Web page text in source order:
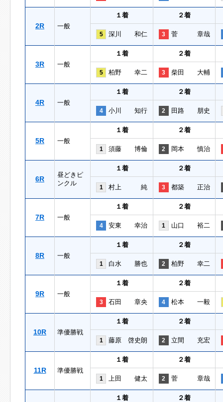
2R 一般
１着 ２着
5 深川 和仁 3 菅 章哉
3R 一般
１着 ２着
5 柏野 幸二 3 柴田 大輔
4R 一般
１着 ２着
4 小川 知行 2 田路 朋史
5R 一般
１着 ２着
1 須藤 博倫 2 岡本 慎治
6R
昼どきピ
ンクル
１着 ２着
1 村上 純 3 都築 正治
7R 一般
１着 ２着
4 安東 幸治 1 山口 裕二
8R 一般
１着 ２着
1 白水 勝也 2 柏野 幸二
9R 一般
１着 ２着
3 石田 章央 4 松本 一毅
10R 準優勝戦
１着 ２着
1 藤原 啓史朗 2 立間 充宏
11R 準優勝戦
１着 ２着
1 上田 健太 2 菅 章哉
１着 ２着